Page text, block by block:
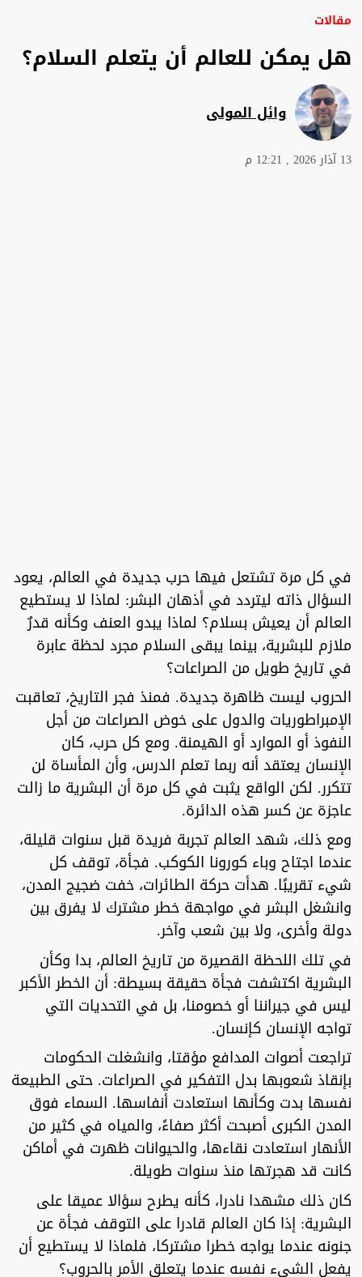
مقالات
هل يمكن للعالم أن يتعلم السلام؟
وائل المولى
13 آذار 2026 , 12:21 م
في كل مرة تشتعل فيها حرب جديدة في العالم، يعود
السؤال ذاته ليتردد في أذهان البشر: لماذا لا يستطيع
العالم أن يعيش بسلام؟ لماذا يبدو العنف وكأنه قدرٌ
ملازم للبشرية، بينما يبقى السلام مجرد لحظة عابرة
في تاريخ طويل من الصراعات؟
الحروب ليست ظاهرة جديدة. فمنذ فجر التاريخ، تعاقبت
الإمبراطوريات والدول على خوض الصراعات من أجل
النفوذ أو الموارد أو الهيمنة. ومع كل حرب، كان
الإنسان يعتقد أنه ربما تعلم الدرس، وأن المأساة لن
تتكرر. لكن الواقع يثبت في كل مرة أن البشرية ما زالت
عاجزة عن كسر هذه الدائرة.
ومع ذلك، شهد العالم تجربة فريدة قبل سنوات قليلة،
عندما اجتاح وباء كورونا الكوكب. فجأة، توقف كل
شيء تقريبًا. هدأت حركة الطائرات، خفت ضجيج المدن،
وانشغل البشر في مواجهة خطر مشترك لا يفرق بين
دولة وأخرى، ولا بين شعب وآخر.
في تلك اللحظة القصيرة من تاريخ العالم، بدا وكأن
البشرية اكتشفت فجأة حقيقة بسيطة: أن الخطر الأكبر
ليس في جيراننا أو خصومنا، بل في التحديات التي
تواجه الإنسان كإنسان.
تراجعت أصوات المدافع مؤقتا، وانشغلت الحكومات
بإنقاذ شعوبها بدل التفكير في الصراعات. حتى الطبيعة
نفسها بدت وكأنها استعادت أنفاسها. السماء فوق
المدن الكبرى أصبحت أكثر صفاءً، والمياه في كثير من
الأنهار استعادت نقاءها، والحيوانات ظهرت في أماكن
كانت قد هجرتها منذ سنوات طويلة.
كان ذلك مشهدا نادرا، كأنه يطرح سؤالا عميقا على
البشرية: إذا كان العالم قادرا على التوقف فجأة عن
جنونه عندما يواجه خطرا مشتركا، فلماذا لا يستطيع أن
يفعل الشيء نفسه عندما يتعلق الأمر بالحروب؟